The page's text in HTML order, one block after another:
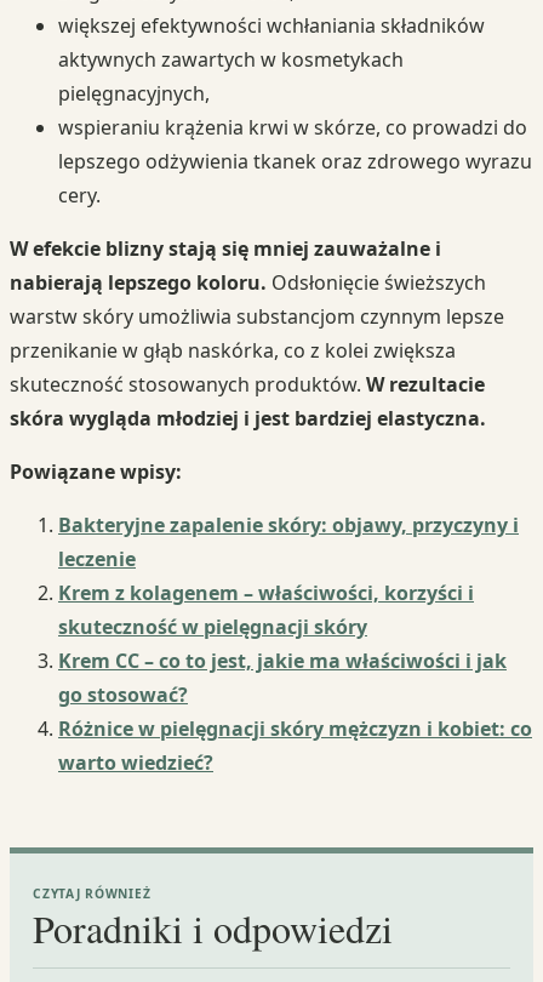
większej efektywności wchłaniania składników
aktywnych zawartych w kosmetykach
pielęgnacyjnych,
wspieraniu krążenia krwi w skórze, co prowadzi do
lepszego odżywienia tkanek oraz zdrowego wyrazu
cery.
W efekcie blizny stają się mniej zauważalne i
nabierają lepszego koloru. Odsłonięcie świeższych
warstw skóry umożliwia substancjom czynnym lepsze
przenikanie w głąb naskórka, co z kolei zwiększa
skuteczność stosowanych produktów. W rezultacie
skóra wygląda młodziej i jest bardziej elastyczna.
Powiązane wpisy:
Bakteryjne zapalenie skóry: objawy, przyczyny i
leczenie
Krem z kolagenem – właściwości, korzyści i
skuteczność w pielęgnacji skóry
Krem CC – co to jest, jakie ma właściwości i jak
go stosować?
Różnice w pielęgnacji skóry mężczyzn i kobiet: co
warto wiedzieć?
CZYTAJ RÓWNIEŻ
Poradniki i odpowiedzi